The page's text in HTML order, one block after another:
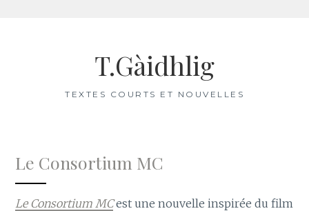
T.Gàidhlig
TEXTES COURTS ET NOUVELLES
Le Consortium MC
Le Consortium MCest une nouvelle inspirée du film